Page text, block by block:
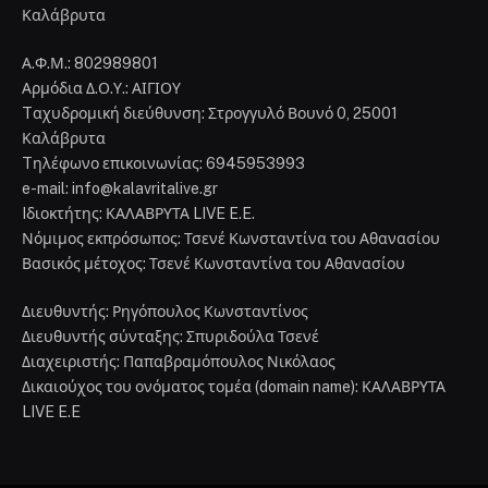
Καλάβρυτα
Α.Φ.Μ.: 802989801
Αρμόδια Δ.Ο.Υ.: ΑΙΓΙΟΥ
Tαχυδρομική διεύθυνση: Στρογγυλό Βουνό 0, 25001
Καλάβρυτα
Tηλέφωνο επικοινωνίας: 6945953993
e-mail: info@kalavritalive.gr
Iδιοκτήτης: ΚΑΛΑΒΡΥΤΑ LIVE E.E.
Νόμιμος εκπρόσωπος: Τσενέ Κωνσταντίνα του Αθανασίου
Βασικός μέτοχος: Τσενέ Κωνσταντίνα του Αθανασίου
Διευθυντής: Ρηγόπουλος Κωνσταντίνος
Διευθυντής σύνταξης: Σπυριδούλα Τσενέ
Διαχειριστής: Παπαβραμόπουλος Νικόλαος
Δικαιούχος του ονόματος τομέα (domain name): ΚΑΛΑΒΡΥΤΑ
LIVE E.E